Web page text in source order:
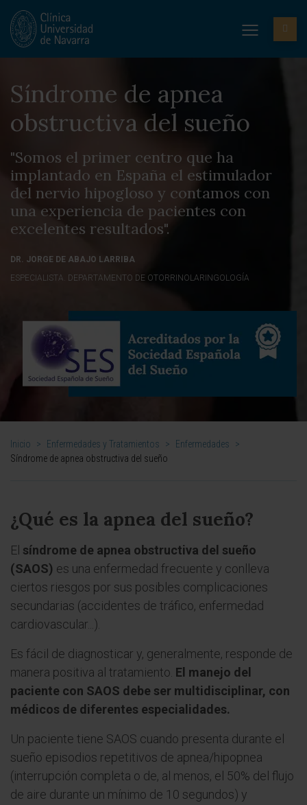
Síndrome de apnea
obstructiva del sueño
"Somos el primer centro que ha
implantado en España el estimulador
del nervio hipogloso y contamos con
una experiencia de pacientes con
excelentes resultados".
DR. JORGE DE ABAJO LARRIBA
ESPECIALISTA. DEPARTAMENTO DE OTORRINOLARINGOLOGÍA
Inicio > Enfermedades y Tratamientos > Enfermedades
>
Síndrome de apnea obstructiva del sueño
¿Qué es la apnea del sueño?
El síndrome de apnea obstructiva del sueño
(SAOS) es una enfermedad frecuente y conlleva
ciertos riesgos por sus posibles complicaciones
secundarias (accidentes de tráfico, enfermedad
cardiovascular...).
Es fácil de diagnosticar y, generalmente, responde de
manera positiva al tratamiento. El manejo del
paciente con SAOS debe ser multidisciplinar, con
médicos de diferentes especialidades.
Un paciente tiene SAOS cuando presenta durante el
sueño episodios repetitivos de apnea/hipopnea
(interrupción completa o de, al menos, el 50% del flujo
de aire durante un mínimo de 10 segundos) y